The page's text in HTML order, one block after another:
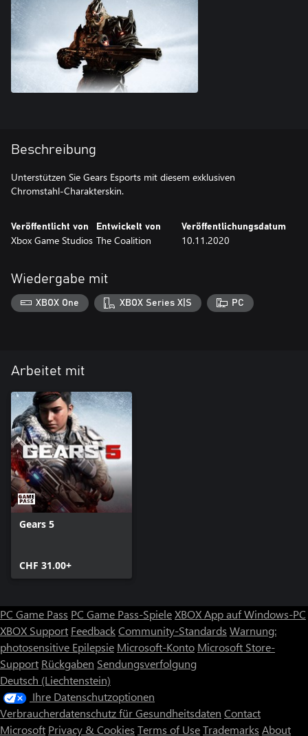
Beschreibung
Unterstützen Sie Gears Esports mit diesem exklusiven
Chromstahl-Charakterskin.
Veröffentlicht von
Xbox Game Studios
Entwickelt von
The Coalition
Veröffentlichungsdatum
10.11.2020
Wiedergabe mit
XBOX One XBOX Series X|S PC
Arbeitet mit
Gears 5
CHF 31.00+
PC Game Pass PC Game Pass-SpieleXBOX App auf Windows-PC
XBOX Support FeedbackCommunity-Standards Warnung:
photosensitive Epilepsie Microsoft-Konto Microsoft Store-
Support Rückgaben Sendungsverfolgung
Deutsch (Liechtenstein)
Ihre Datenschutzoptionen
Verbraucherdatenschutz für Gesundheitsdaten Contact
Microsoft Privacy & Cookies Terms of UseTrademarks About